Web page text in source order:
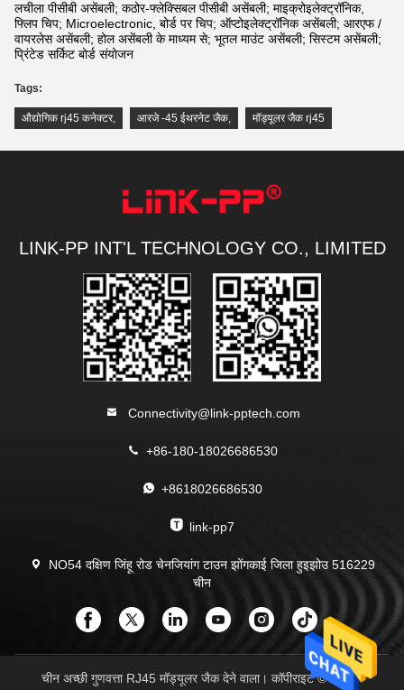
लचीला पीसीबी असेंबली; कठोर-फ्लेक्सिबल पीसीबी असेंबली; माइक्रोइलेक्ट्रॉनिक,
फ्लिप चिप; Microelectronic, बोर्ड पर चिप; ऑप्टोइलेक्ट्रॉनिक असेंबली; आरएफ /
वायरलेस असेंबली; होल असेंबली के माध्यम से; भूतल माउंट असेंबली; सिस्टम असेंबली;
प्रिंटेड सर्किट बोर्ड संयोजन
Tags:
औद्योगिक rj45 कनेक्टर, आरजे -45 ईथरनेट जैक, मॉड्यूलर जैक rj45
LINK-PP INT'L TECHNOLOGY CO., LIMITED
Connectivity@link-pptech.com
+86-180-18026686530
+8618026686530
link-pp7
NO54 दक्षिण जिंहू रोड चेनजियांग टाउन झोंगकाई जिला हुइझोउ 516229
चीन
चीन अच्छी गुणवत्ता RJ45 मॉड्यूलर जैक देने वाला। कॉपीराइट © 2013-